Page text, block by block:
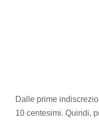
Dalle prime
10 centesimi. Quindi,